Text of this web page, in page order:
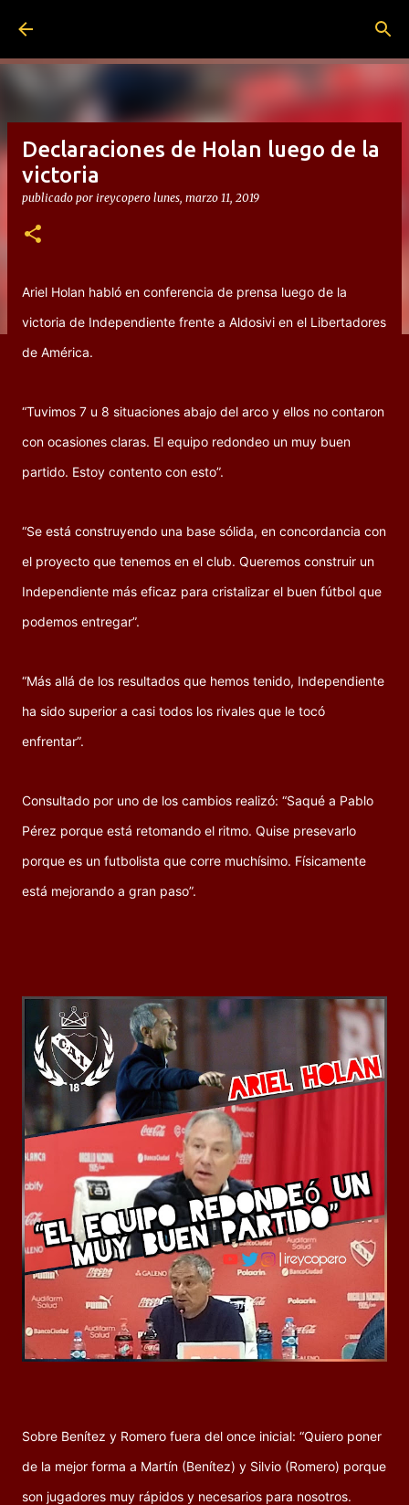
Declaraciones de Holan luego de la
victoria
publicado por ireycopero lunes, marzo 11, 2019
Ariel Holan habló en conferencia de prensa luego de la
victoria de Independiente frente a Aldosivi en el Libertadores
de América.
“Tuvimos 7 u 8 situaciones abajo del arco y ellos no contaron
con ocasiones claras. El equipo redondeo un muy buen
partido. Estoy contento con esto”.
“Se está construyendo una base sólida, en concordancia con
el proyecto que tenemos en el club. Queremos construir un
Independiente más eficaz para cristalizar el buen fútbol que
podemos entregar”.
“Más allá de los resultados que hemos tenido, Independiente
ha sido superior a casi todos los rivales que le tocó
enfrentar”.
Consultado por uno de los cambios realizó: “Saqué a Pablo
Pérez porque está retomando el ritmo. Quise presevarlo
porque es un futbolista que corre muchísimo. Físicamente
está mejorando a gran paso”.
Sobre Benítez y Romero fuera del once inicial: “Quiero poner
de la mejor forma a Martín (Benítez) y Silvio (Romero) porque
son jugadores muy rápidos y necesarios para nosotros.